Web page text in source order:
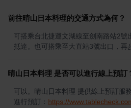
前往晴山日本料理的交通方式為何？
可搭乘台北捷運文湖線至劍南路站2號
抵達。也可搭乘至大直站3號出口，再
晴山日本料理 是否可以進行線上預訂
可以。晴山日本料理 提供線上預訂服
進行預訂： https://